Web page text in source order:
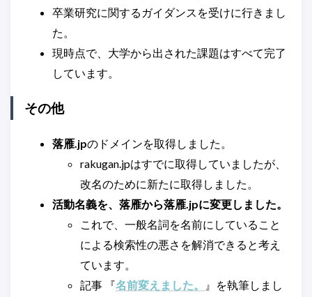
卒業研究に関するガイダンスを受けに行きまし
た。
現時点で、大学から出された課題はすべて完了
しています。
その他
落雁.jpのドメインを取得しました。
rakugan.jpはすでに取得していましたが、
改名のために新たに取得しました。
活動名義を、落雁から落雁.jpに変更しました。
これで、一般名詞を名前にしていること
による検索性の悪さを解消できると考え
ています。
記事 『名前変えました。
』を執筆しまし